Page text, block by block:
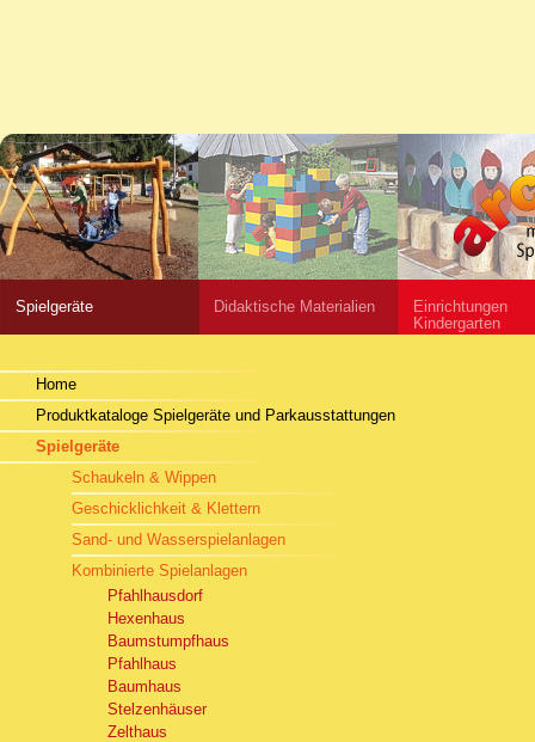
Spielgeräte Didaktische Materialien
Einrichtungen
Kindergarten
Home
Produktkataloge Spielgeräte und Parkausstattungen
Spielgeräte
Schaukeln & Wippen
Geschicklichkeit & Klettern
Sand- und Wasserspielanlagen
Kombinierte Spielanlagen
Pfahlhausdorf
Hexenhaus
Baumstumpfhaus
Pfahlhaus
Baumhaus
Stelzenhäuser
Zelthaus